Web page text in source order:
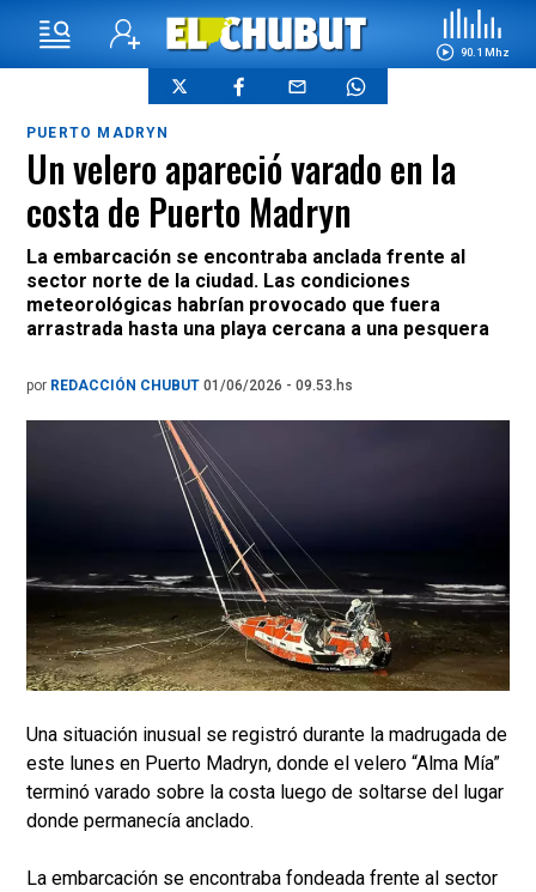
90.1 Mhz
PUERTO MADRYN
Un velero apareció varado en la
costa de Puerto Madryn
La embarcación se encontraba anclada frente al
sector norte de la ciudad. Las condiciones
meteorológicas habrían provocado que fuera
arrastrada hasta una playa cercana a una pesquera
por REDACCIÓN CHUBUT 01/06/2026 - 09.53.hs
Una situación inusual se registró durante la madrugada de
este lunes en Puerto Madryn, donde el velero “Alma Mía”
terminó varado sobre la costa luego de soltarse del lugar
donde permanecía anclado.
La embarcación se encontraba fondeada frente al sector